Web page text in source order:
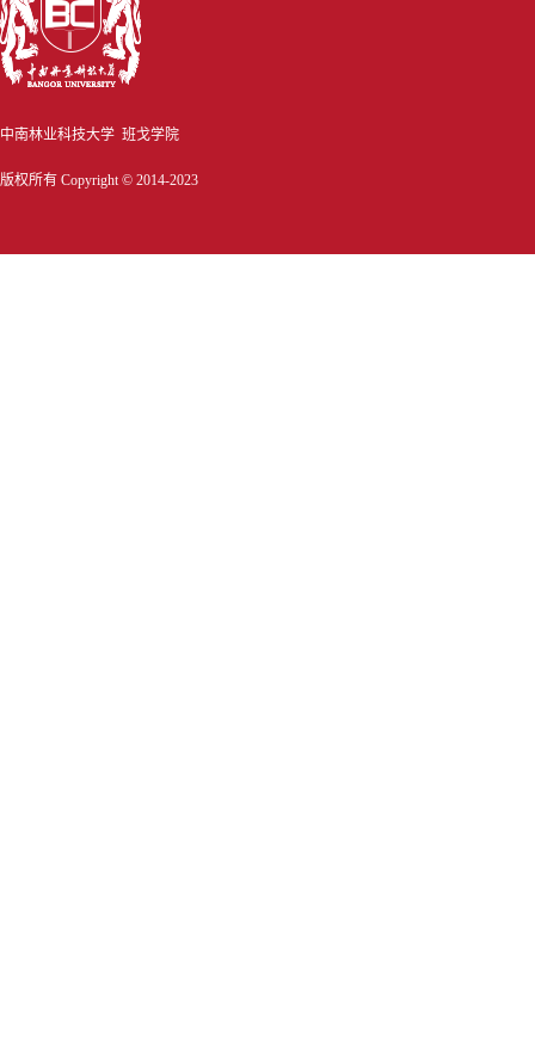
中南林业科技大学 班戈学院
版权所有 Copyright © 2014-2023